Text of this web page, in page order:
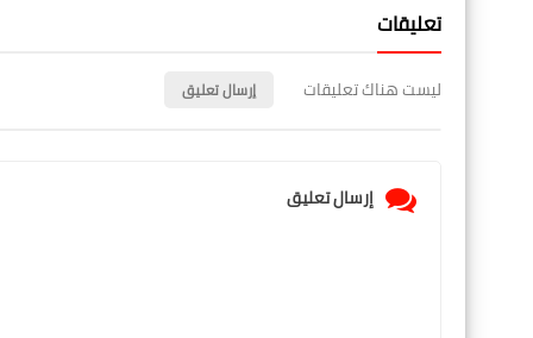
تعليقات
ليست هناك تعليقات إرسال تعليق
إرسال تعليق